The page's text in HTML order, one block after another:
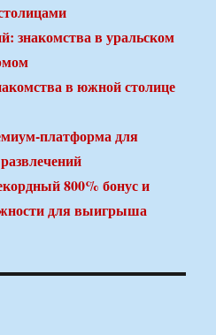
знакомства в уральском
в южной столице
платформа для
800% бонус и
для выигрыша